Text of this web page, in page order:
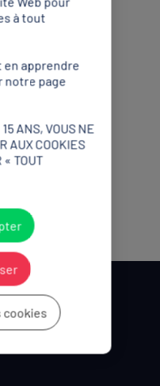
à tout
en apprendre
notre page
ANS, VOUS NE
AUX COOKIES
« TOUT
cookies